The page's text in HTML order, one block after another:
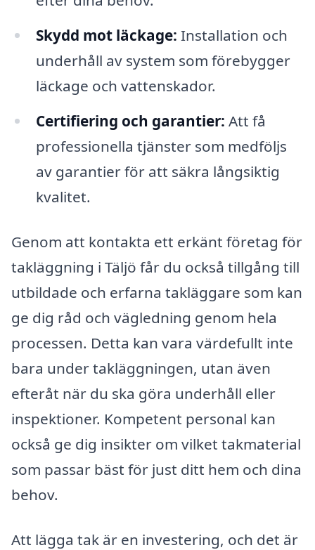
Skydd mot läckage: Installation och
underhåll av system som förebygger
läckage och vattenskador.
Certifiering och garantier: Att få
professionella tjänster som medföljs
av garantier för att säkra långsiktig
kvalitet.
Genom att kontakta ett erkänt företag för
takläggning i Täljö får du också tillgång till
utbildade och erfarna takläggare som kan
ge dig råd och vägledning genom hela
processen. Detta kan vara värdefullt inte
bara under takläggningen, utan även
efteråt när du ska göra underhåll eller
inspektioner. Kompetent personal kan
också ge dig insikter om vilket takmaterial
som passar bäst för just ditt hem och dina
behov.
Att lägga tak är en investering, och det är